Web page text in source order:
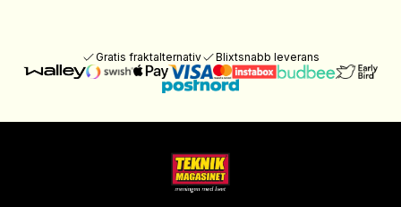
Gratis fraktalternativ Blixtsnabb leverans